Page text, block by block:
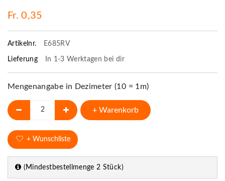
Fr. 0,35
Artikelnr. E685RV
Lieferung In 1-3 Werktagen bei dir
Mengenangabe in Dezimeter (10 = 1m)
+ Warenkorb
+ Wunschliste
(Mindestbestellmenge 2 Stück)